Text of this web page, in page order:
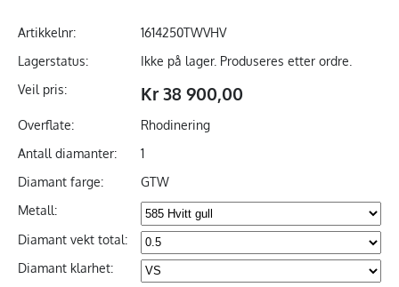
Artikkelnr:
1614250TWVHV
Lagerstatus:
Ikke på lager. Produseres etter ordre.
Veil pris:
Kr 38 900,00
Overflate:
Rhodinering
Antall diamanter:
1
Diamant farge:
GTW
Metall:
Diamant vekt total:
Diamant klarhet: